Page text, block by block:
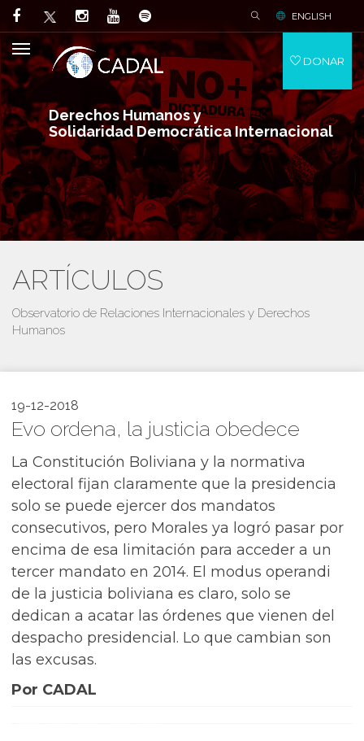
Derechos Humanos y
Solidaridad Democrática Internacional
ENGLISH
DONAR
ARTÍCULOS
Observatorio de Relaciones Internacionales y Derechos
Humanos
19-12-2018
Evo ordena, la justicia obedece
La Constitución Boliviana y la normativa
electoral fijan claramente que la presidencia
solo se puede ejercer dos mandatos
consecutivos, pero Morales ya logró pasar por
encima de esa limitación para acceder a un
tercer mandato en 2014. El modus operandi
de la justicia boliviana es claro, solo se
dedican a acatar las órdenes que vienen del
despacho presidencial. Lo que cambian son
las excusas.
Por CADAL